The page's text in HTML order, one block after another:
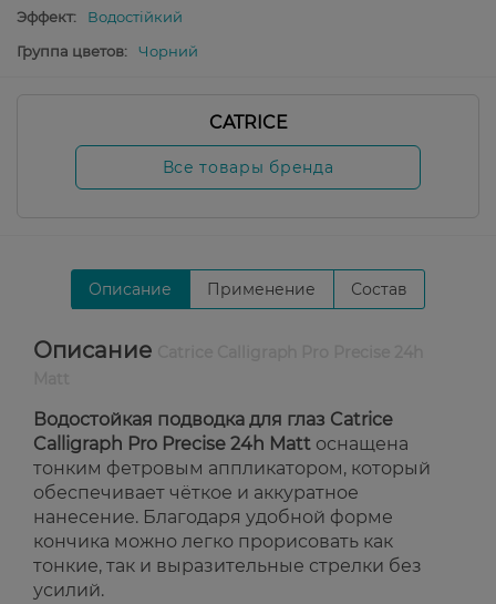
Эффект:
Водостійкий
Группа цветов:
Чорний
CATRICE
Все товары бренда
Описание Применение Состав
Описание
Водостойкая подводка для глаз Catrice
Calligraph Pro Precise 24h Matt оснащена
тонким фетровым аппликатором, который
обеспечивает чёткое и аккуратное
нанесение. Благодаря удобной форме
кончика можно легко прорисовать как
тонкие, так и выразительные стрелки без
усилий.